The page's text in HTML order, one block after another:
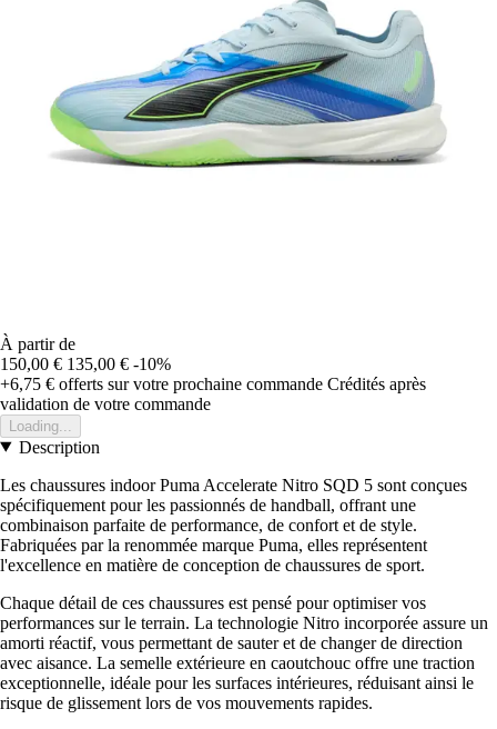
À partir de
150,00 € 135,00 € -10%
+6,75 € offerts sur votre prochaine commande Crédités après
validation de votre commande
Loading...
Description
Les chaussures indoor Puma Accelerate Nitro SQD 5 sont conçues
spécifiquement pour les passionnés de handball, offrant une
combinaison parfaite de performance, de confort et de style.
Fabriquées par la renommée marque Puma, elles représentent
l'excellence en matière de conception de chaussures de sport.
Chaque détail de ces chaussures est pensé pour optimiser vos
performances sur le terrain. La technologie Nitro incorporée assure un
amorti réactif, vous permettant de sauter et de changer de direction
avec aisance. La semelle extérieure en caoutchouc offre une traction
exceptionnelle, idéale pour les surfaces intérieures, réduisant ainsi le
risque de glissement lors de vos mouvements rapides.